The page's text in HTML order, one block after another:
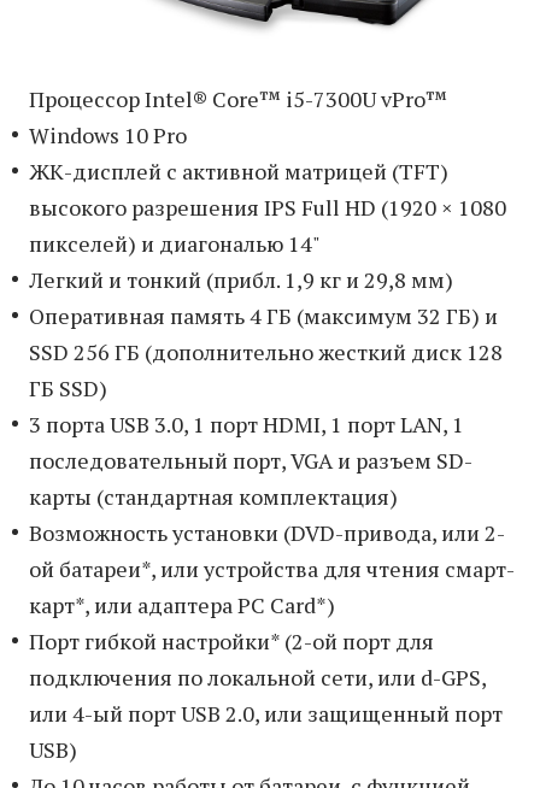
Процессор Intel® Core™ i5-7300U vPro™
Windows 10 Pro
ЖК-дисплей с активной матрицей (TFT)
высокого разрешения IPS Full HD (1920 × 1080
пикселей) и диагональю 14"
Легкий и тонкий (прибл. 1,9 кг и 29,8 мм)
Оперативная память 4 ГБ (максимум 32 ГБ) и
SSD 256 ГБ (дополнительно жесткий диск 128
ГБ SSD)
3 порта USB 3.0, 1 порт HDMI, 1 порт LAN, 1
последовательный порт, VGA и разъем SD-
карты (стандартная комплектация)
Возможность установки (DVD-привода, или 2-
ой батареи*, или устройства для чтения смарт-
карт*, или адаптера PC Card*)
Порт гибкой настройки* (2-ой порт для
подключения по локальной сети, или d-GPS,
или 4-ый порт USB 2.0, или защищенный порт
USB)